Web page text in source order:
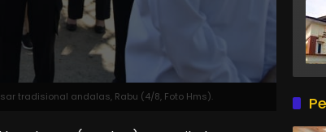
tradisional andalas, Rabu (4/8, Foto Hms).